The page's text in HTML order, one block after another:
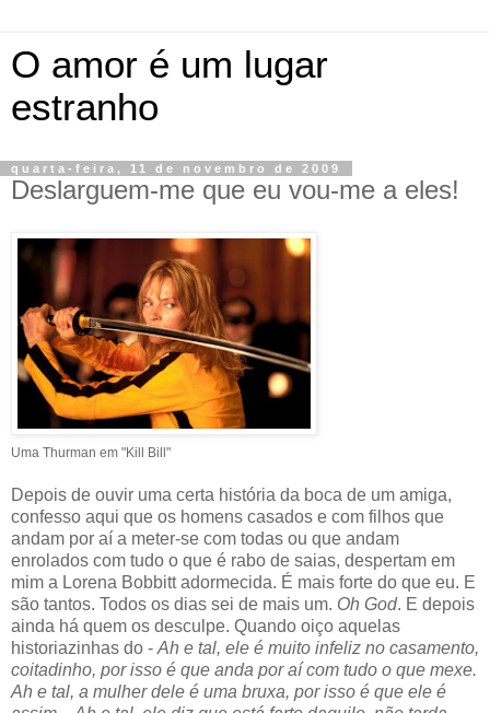
O amor é um lugar
estranho
quarta-feira, 11 de novembro de 2009
Deslarguem-me que eu vou-me a eles!
Uma Thurman em "Kill Bill"
Depois de ouvir uma certa história da boca de um amiga,
confesso aqui que os homens casados e com filhos que
andam por aí a meter-se com todas ou que andam
enrolados com tudo o que é rabo de saias, despertam em
mim a Lorena Bobbitt adormecida. É mais forte do que eu. E
são tantos. Todos os dias sei de mais um. Oh God. E depois
ainda há quem os desculpe. Quando oiço aquelas
historiazinhas do - Ah e tal, ele é muito infeliz no casamento,
coitadinho, por isso é que anda por aí com tudo o que mexe.
Ah e tal, a mulher dele é uma bruxa, por isso é que ele é